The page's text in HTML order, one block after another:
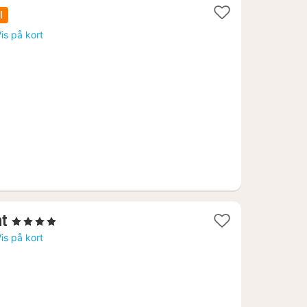
på kort
1
nat
, 4 Stjerner
på kort